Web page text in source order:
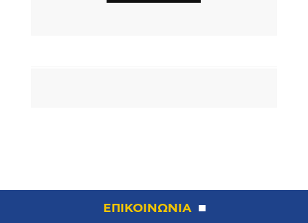
ΕΠΙΚΟΙΝΩΝΙΑ